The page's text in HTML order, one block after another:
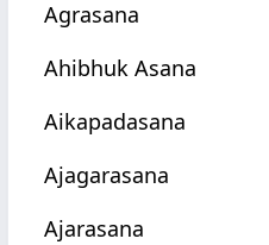
Agrasana
Ahibhuk Asana
Aikapadasana
Ajagarasana
Ajarasana